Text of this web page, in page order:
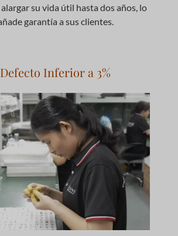
su vida útil hasta dos años, lo
garantía a sus clientes.
Defecto Inferior a 3%